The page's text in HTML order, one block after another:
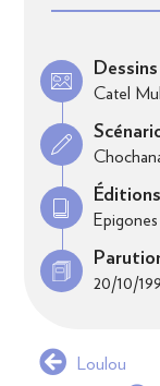
Dessins
Catel
Éditions
Epigones
20/10/
Loulou